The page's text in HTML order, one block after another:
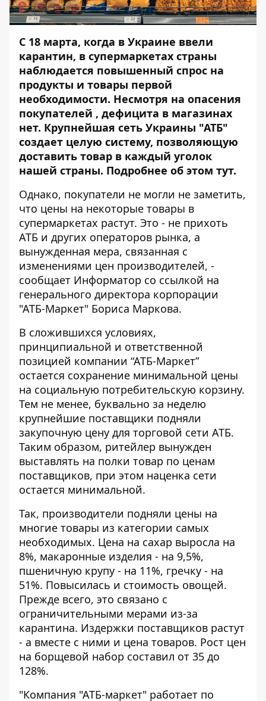
C 18 марта, когда в Украине ввели
карантин, в супермаркетах страны
наблюдается повышенный спрос на
продукты и товары первой
необходимости. Несмотря на опасения
покупателей , дефицита в магазинах
нет. Крупнейшая сеть Украины "АТБ"
создает целую систему, позволяющую
доставить товар в каждый уголок
нашей страны. Подробнее об этом тут.
Однако, покупатели не могли не заметить,
что цены на некоторые товары в
супермаркетах растут. Это - не прихоть
АТБ и других операторов рынка, а
вынужденная мера, связанная с
изменениями цен производителей, -
сообщает Информатор со ссылкой на
генерального директора корпорации
"АТБ-Маркет" Бориса Маркова.
В сложившихся условиях,
принципиальной и ответственной
позицией компании “АТБ-Маркет”
остается сохранение минимальной цены
на социальную потребительскую корзину.
Тем не менее, буквально за неделю
крупнейшие поставщики подняли
закупочную цену для торговой сети АТБ.
Таким образом, ритейлер вынужден
выставлять на полки товар по ценам
поставщиков, при этом наценка сети
остается минимальной.
Так, производители подняли цены на
многие товары из категории самых
необходимых. Цена на сахар выросла на
8%, макаронные изделия - на 9,5%,
пшеничную крупу - на 11%, гречку - на
51%. Повысилась и стоимость овощей.
Прежде всего, это связано с
ограничительными мерами из-за
карантина. Издержки поставщиков растут
- а вместе с ними и цена товаров. Рост цен
на борщевой набор составил от 35 до
128%.
"Компания "АТБ-маркет" работает по